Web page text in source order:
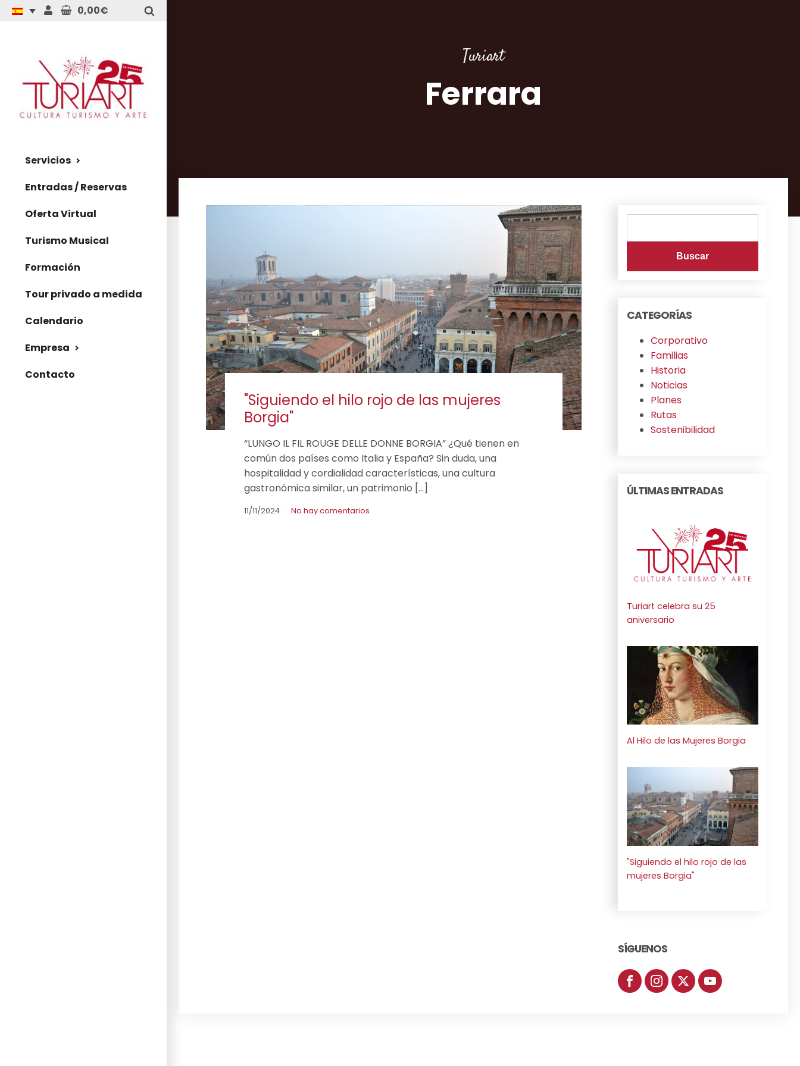
0,00€
Servicios
Entradas / Reservas
Oferta Virtual
Turismo Musical
Formación
Tour privado a medida
Calendario
Empresa
Contacto
Turiart
Ferrara
"Siguiendo el hilo rojo de las mujeres
Borgia"
“LUNGO IL FIL ROUGE DELLE DONNE BORGIA” ¿Qué tienen en
común dos países como Italia y España? Sin duda, una
hospitalidad y cordialidad características, una cultura
gastronómica similar, un patrimonio […]
11/11/2024 No hay comentarios
CATEGORÍAS
Corporativo
Familias
Historia
Noticias
Planes
Rutas
Sostenibilidad
ÚLTIMAS ENTRADAS
Turiart celebra su 25
aniversario
Al Hilo de las Mujeres Borgia
"Siguiendo el hilo rojo de las
mujeres Borgia"
SÍGUENOS